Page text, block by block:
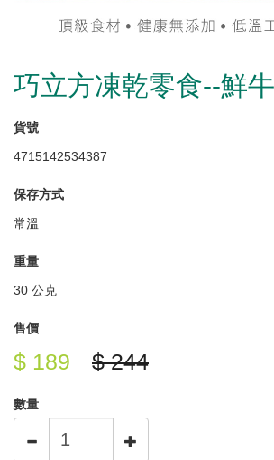
巧立方凍乾零食--鮮
貨號
4715142534387
保存方式
常溫
重量
30 公克
售價
$ 189 $ 244
數量